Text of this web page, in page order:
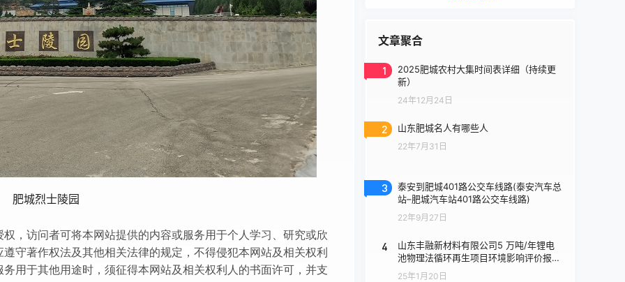
肥城烈士陵园
，访问者可将本网站提供的内容或服务用于个人学习、研究或欣
守著作权法及其他相关法律的规定，不得侵犯本网站及相关权利
用于其他用途时，须征得本网站及相关权利人的书面许可，并支
文章聚合
1
2025肥城农村大集时间表详细（持续更
新）
24年12月24日
2 山东肥城名人有哪些人
22年7月31日
3
泰安到肥城401路公交车线路(泰安汽车总
站–肥城汽车站401路公交车线路)
22年9月27日
4
山东丰融新材料有限公司5 万吨/年锂电
池物理法循环再生项目环境影响评价报批
前公示
25年1月20日